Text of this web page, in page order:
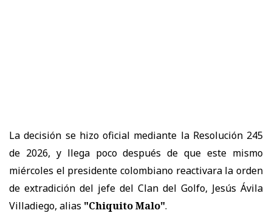
La decisión se hizo oficial mediante la Resolución 245
de 2026, y llega poco después de que este mismo
miércoles el presidente colombiano reactivara la orden
de extradición del jefe del Clan del Golfo, Jesús Ávila
Villadiego, alias "Chiquito Malo".